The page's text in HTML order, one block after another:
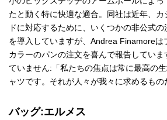
たと動く特に快適な適合。同社は近年、
ドに対応するために、いくつかの非公式
を導入していますが、Andrea Finamoreは
カラーのパンの注文を喜んで報告していま
ていません:「私たちの焦点は常に最高の
ャツです。それが人々が我々に求めるもの
バッグ:エルメス